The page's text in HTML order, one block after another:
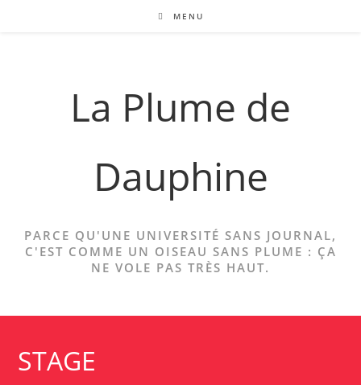
MENU
La Plume de
Dauphine
PARCE QU'UNE UNIVERSITÉ SANS JOURNAL,
C'EST COMME UN OISEAU SANS PLUME : ÇA
NE VOLE PAS TRÈS HAUT.
STAGE